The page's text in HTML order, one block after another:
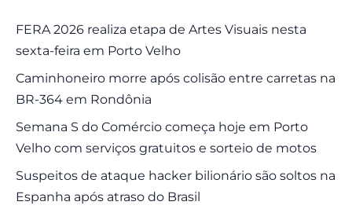
FERA 2026 realiza etapa de Artes Visuais nesta
sexta-feira em Porto Velho
Caminhoneiro morre após colisão entre carretas na
BR-364 em Rondônia
Semana S do Comércio começa hoje em Porto
Velho com serviços gratuitos e sorteio de motos
Suspeitos de ataque hacker bilionário são soltos na
Espanha após atraso do Brasil